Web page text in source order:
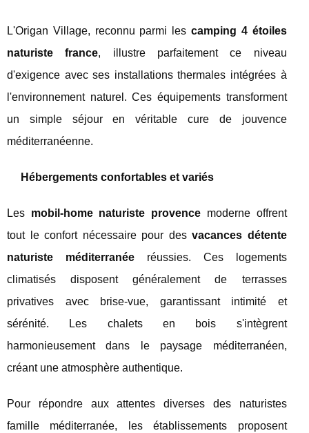
L'Origan Village, reconnu parmi les camping 4 étoiles
naturiste france, illustre parfaitement ce niveau
d'exigence avec ses installations thermales intégrées à
l'environnement naturel. Ces équipements transforment
un simple séjour en véritable cure de jouvence
méditerranéenne.
Hébergements confortables et variés
Les mobil-home naturiste provence moderne offrent
tout le confort nécessaire pour desvacances détente
naturiste méditerranéeréussies. Ces logements
climatisés disposent généralement de terrasses
privatives avec brise-vue, garantissant intimité et
sérénité. Les chalets en bois s'intègrent
harmonieusement dans le paysage méditerranéen,
créant une atmosphère authentique.
Pour répondre aux attentes diverses des naturistes
famille méditerranée, les établissements proposent